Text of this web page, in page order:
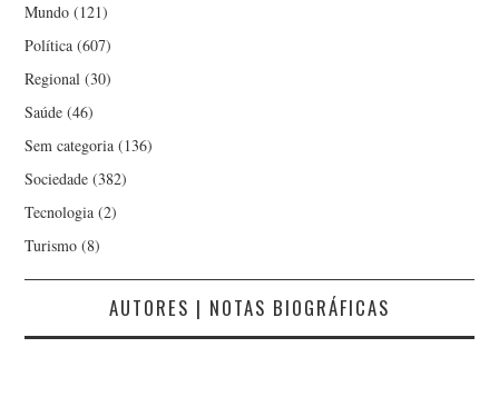
Mundo (121)
Política (607)
Regional (30)
Saúde (46)
Sem categoria (136)
Sociedade (382)
Tecnologia (2)
Turismo (8)
AUTORES | NOTAS BIOGRÁFICAS